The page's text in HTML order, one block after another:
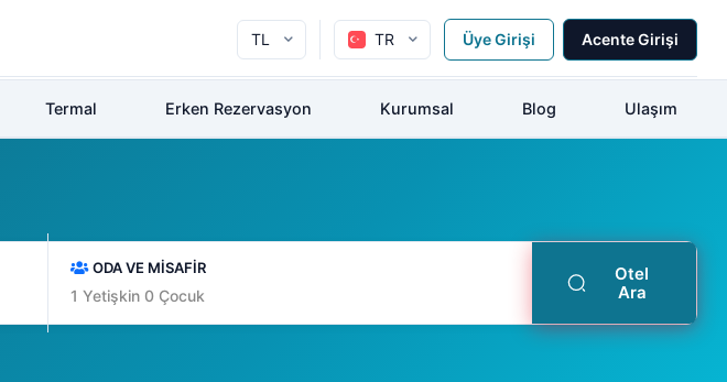
TL TR Üye Girişi Acente Girişi
Termal Erken Rezervasyon Kurumsal Blog Ulaşım
ODA VE MİSAFİR
1 Yetişkin 0 Çocuk
Otel
Ara